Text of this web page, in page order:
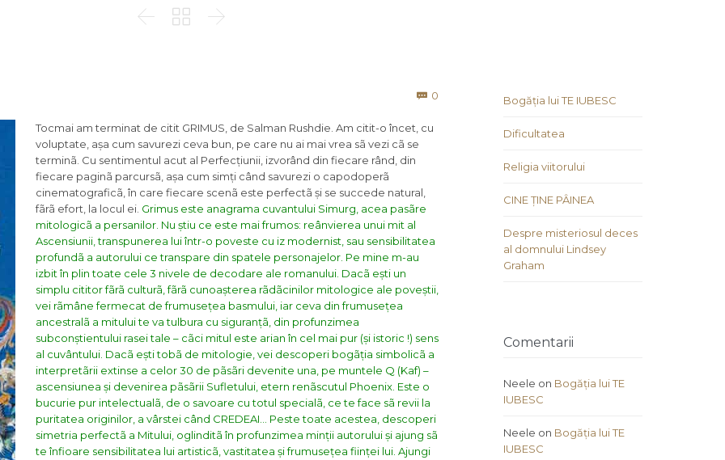
  
 0
Tocmai am terminat de citit GRIMUS, de Salman Rushdie. Am citit-o încet, cu
voluptate, așa cum savurezi ceva bun, pe care nu ai mai vrea sã vezi cã se
terminã. Cu sentimentul acut al Perfecțiunii, izvorând din fiecare rând, din
fiecare paginã parcursã, așa cum simți când savurezi o capodoperã
cinematograficã, în care fiecare scenã este perfectã și se succede natural,
fãrã efort, la locul ei. Grimus este anagrama cuvantului Simurg, acea pasãre
mitologicã a persanilor. Nu știu ce este mai frumos: reânvierea unui mit al
Ascensiunii, transpunerea lui într-o poveste cu iz modernist, sau sensibilitatea
profundã a autorului ce transpare din spatele personajelor. Pe mine m-au
izbit în plin toate cele 3 nivele de decodare ale romanului. Dacã ești un
simplu cititor fãrã culturã, fãrã cunoașterea rãdãcinilor mitologice ale poveștii,
vei rãmâne fermecat de frumusețea basmului, iar ceva din frumusețea
ancestralã a mitului te va tulbura cu siguranțã, din profunzimea
subconștientului rasei tale – cãci mitul este arian în cel mai pur (și istoric !) sens
al cuvântului. Dacã ești tobã de mitologie, vei descoperi bogãția simbolicã a
interpretãrii extinse a celor 30 de pãsãri devenite una, pe muntele Q (Kaf) –
ascensiunea și devenirea pãsãrii Sufletului, etern renãscutul Phoenix. Este o
bucurie pur intelectualã, de o savoare cu totul specialã, ce te face sã revii la
puritatea originilor, a vârstei când CREDEAI…
Peste toate acestea, descoperi
simetria perfectã a Mitului, oglinditã în profunzimea minții autorului și ajung sã
te înfioare sensibilitatea lui artisticã, vastitatea și frumusețea ființei lui. Ajungi
Bogăția lui TE IUBESC
Dificultatea
Religia viitorului
CINE ȚINE PÂINEA
Despre misteriosul deces
al domnului Lindsey
Graham
Comentarii
Neele on Bogăția lui TE
IUBESC
Neele on Bogăția lui TE
IUBESC